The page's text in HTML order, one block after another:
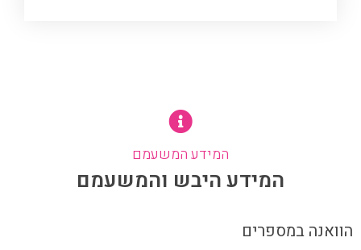
המידע המשעמם
המידע היבש והמשעמם
הוואנה במספרים